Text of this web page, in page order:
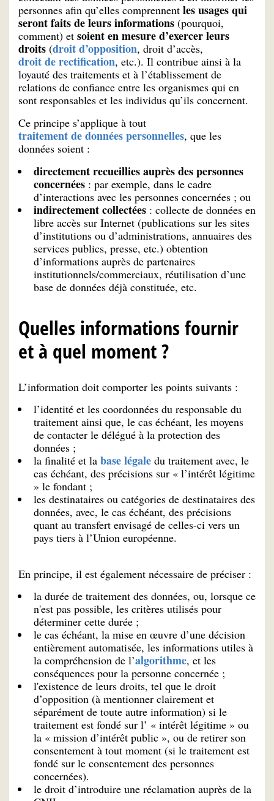
personnes afin qu’elles comprennent les usages qui
seront faits de leurs informations (pourquoi,
comment) et soient en mesure d’exercer leurs
droits (droit d’opposition, droit d’accès,
droit de rectification, etc.). Il contribue ainsi à la
loyauté des traitements et à l’établissement de
relations de confiance entre les organismes qui en
sont responsables et les individus qu’ils concernent.
Ce principe s’applique à tout
traitement de données personnelles, que les
données soient :
directement recueillies auprès des personnes
concernées : par exemple, dans le cadre
d’interactions avec les personnes concernées ; ou
indirectement collectées : collecte de données en
libre accès sur Internet (publications sur les sites
d’institutions ou d’administrations, annuaires des
services publics, presse, etc.) obtention
d’informations auprès de partenaires
institutionnels/commerciaux, réutilisation d’une
base de données déjà constituée, etc.
Quelles informations fournir
et à quel moment ?
L’information doit comporter les points suivants :
l’identité et les coordonnées du responsable du
traitement ainsi que, le cas échéant, les moyens
de contacter le délégué à la protection des
données ;
la finalité et la base légale du traitement avec, le
cas échéant, des précisions sur « l’intérêt légitime
» le fondant ;
les destinataires ou catégories de destinataires des
données, avec, le cas échéant, des précisions
quant au transfert envisagé de celles-ci vers un
pays tiers à l’Union européenne.
En principe, il est également nécessaire de préciser :
la durée de traitement des données, ou, lorsque ce
n'est pas possible, les critères utilisés pour
déterminer cette durée ;
le cas échéant, la mise en œuvre d’une décision
entièrement automatisée, les informations utiles à
la compréhension de l’algorithme, et les
conséquences pour la personne concernée ;
l'existence de leurs droits, tel que le droit
d’opposition (à mentionner clairement et
séparément de toute autre information) si le
traitement est fondé sur l’ « intérêt légitime » ou
la « mission d’intérêt public », ou de retirer son
consentement à tout moment (si le traitement est
fondé sur le consentement des personnes
concernées).
le droit d’introduire une réclamation auprès de la